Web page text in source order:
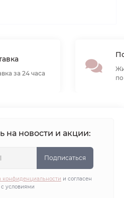
за 24 часа
на новости и акции:
Подписаться
конфиденциальности и согласен
с условиями